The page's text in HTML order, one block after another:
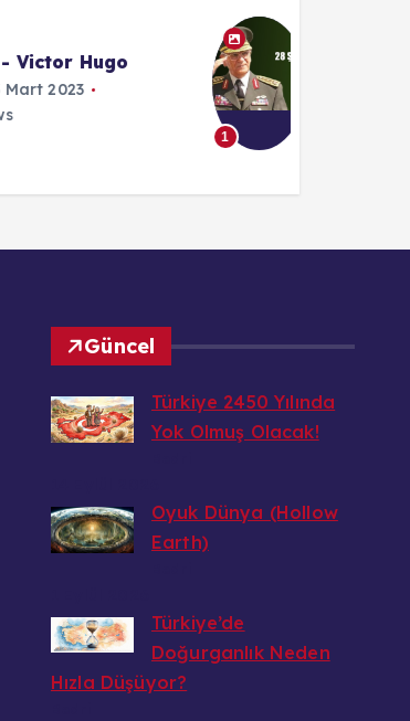
28 Şubat - Hüseyin
Kıvrıkoğlu
Güncel
Türkiye 2450 Yılında
Yok Olmuş Olacak!
Oyuk Dünya (Hollow
Earth)
Türkiye’de
Doğurganlık Neden
Hızla Düşüyor?